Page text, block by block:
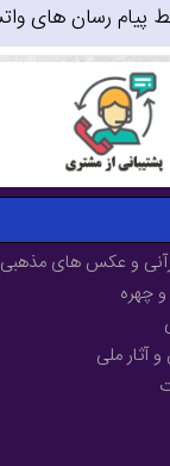
پیام رسان های
و عکس های مذهبی
چهره
آثار ملی